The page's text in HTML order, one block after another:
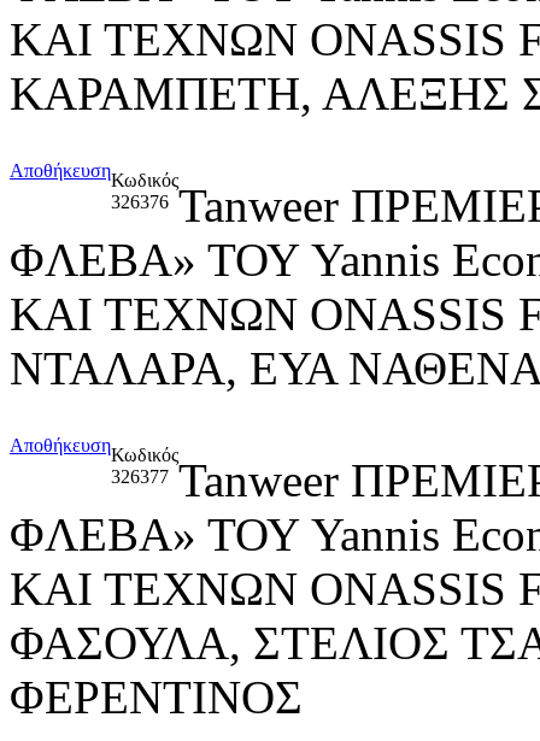
ΚΑΙ ΤΕΧΝΩΝ ONASSIS
ΚΑΡΑΜΠΕΤΗ, ΑΛΕΞΗΣ
ΑποθήκευσηΚωδικός
326376 Tanweer
ΦΛΕΒΑ» ΤΟΥ Yannis
ΚΑΙ ΤΕΧΝΩΝ ONASSIS
ΝΤΑΛΑΡΑ, ΕΥΑ
ΑποθήκευσηΚωδικός
326377 Tanweer
ΦΛΕΒΑ» ΤΟΥ Yannis
ΚΑΙ ΤΕΧΝΩΝ ONASSIS
ΦΑΣΟΥΛΑ, ΣΤΕΛΙΟΣ
ΦΕΡΕΝΤΙΝΟΣ